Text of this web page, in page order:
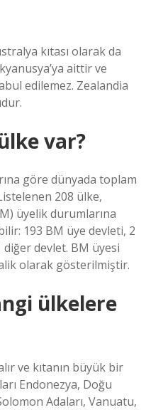
kıtası olarak da
aittir ve
edilemez. Zealandia
var?
göre dünyada toplam
208 ülke,
üyelik durumlarına
193 BM üye devleti, 2
devlet. BM üyesi
olarak gösterilmiştir.
ülkelere
ve kıtanın büyük bir
Endonezya, Doğu
Adaları, Vanuatu,